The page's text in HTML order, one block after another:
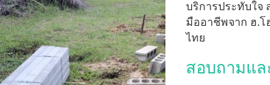
บริการประทับใจ
มืออาชีพจาก ฮ.โ
ไทย
สอบถามแล